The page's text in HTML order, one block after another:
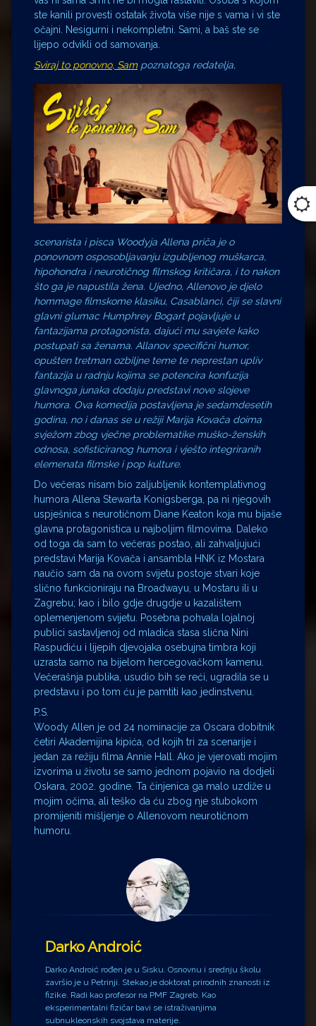
ste kanili provesti ostatak života više nije s vama i vi ste
očajni. Nesigurni i nekompletni. Sami, a baš ste se
lijepo odvikli od samovanja.
Sviraj to ponovno, Sam poznatoga redatelja,
scenarista i pisca Woodyja Allena priča je o
ponovnom osposobljavanju izgubljenog muškarca,
hipohondra i neurotičnog filmskog kritičara, i to nakon
što ga je napustila žena. Ujedno, Allenovo je djelo
hommage filmskome klasiku, Casablanci, čiji se slavni
glavni glumac Humphrey Bogart pojavljuje u
fantazijama protagonista, dajući mu savjete kako
postupati sa ženama. Allanov specifični humor,
opušten tretman ozbiljne teme te neprestan upliv
fantazija u radnju kojima se potencira konfuzija
glavnoga junaka dodaju predstavi nove slojeve
humora. Ova komedija postavljena je sedamdesetih
godina, no i danas se u režiji Marija Kovača doima
svježom zbog vječne problematike muško-ženskih
odnosa, sofisticiranog humora i vješto integriranih
elemenata filmske i pop kulture.
Do večeras nisam bio zaljubljenik kontemplativnog
humora Allena Stewarta Konigsberga, pa ni njegovih
uspješnica s neurotičnom Diane Keaton koja mu bijaše
glavna protagonistica u najboljim filmovima. Daleko
od toga da sam to večeras postao, ali zahvaljujući
predstavi Marija Kovača i ansambla HNK iz Mostara
naučio sam da na ovom svijetu postoje stvari koje
slično funkcioniraju na Broadwayu, u Mostaru ili u
Zagrebu; kao i bilo gdje drugdje u kazalištem
oplemenjenom svijetu. Posebna pohvala lojalnoj
publici sastavljenoj od mladića stasa slična Nini
Raspudiću i lijepih djevojaka osebujna timbra koji
uzrasta samo na bijelom hercegovačkom kamenu.
Večerašnja publika, usudio bih se reći, ugradila se u
predstavu i po tom ću je pamtiti kao jedinstvenu.
P.S.
Woody Allen je od 24 nominacije za Oscara dobitnik
četiri Akademijina kipića, od kojih tri za scenarije i
jedan za režiju filma Annie Hall. Ako je vjerovati mojim
izvorima u životu se samo jednom pojavio na dodjeli
Oskara, 2002. godine. Ta činjenica ga malo uzdiže u
mojim očima, ali teško da ću zbog nje stubokom
promijeniti mišljenje o Allenovom neurotičnom
humoru.
Darko Androić
Darko Androić rođen je u Sisku. Osnovnu i srednju školu
završio je u Petrinji. Stekao je doktorat prirodnih znanosti iz
fizike. Radi kao profesor na PMF Zagreb. Kao
eksperimentalni fizičar bavi se istraživanjima
subnukleonskih svojstava materije.